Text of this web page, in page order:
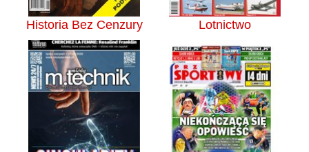
Historia Bez Cenzury Lotnictwo